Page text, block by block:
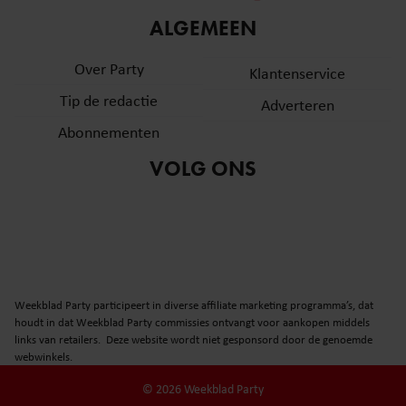
partners voor social media, adverteren en analyse. Deze
informatie die u aan ze heeft verstrekt of die ze hebben
verzameld op basis van uw gebruik van hun services. U
gebruiken.
ALGEMEEN
Over Party
Tip de redactie
Abonnementen
Klantenservice
Adverteren
VOLG ONS
Weekblad Party participeert in diverse affiliate marketing programma’s, dat
houdt in dat Weekblad Party commissies ontvangt voor aankopen middels
links van retailers. Deze website wordt niet gesponsord door de genoemde
webwinkels.
© 2026 Weekblad Party